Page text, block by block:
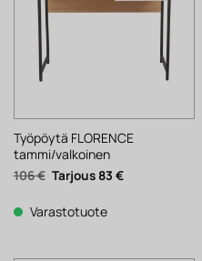
Työpöytä FLORENCE
tammi/valkoinen
106€ Alkuperäinen
hinta
106 €.
83 €Nykyinen
Varastotuote